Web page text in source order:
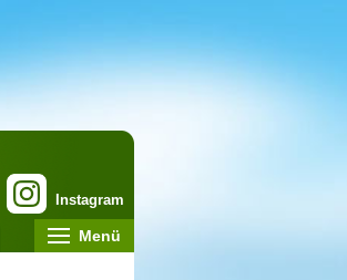
Instagram
Menü